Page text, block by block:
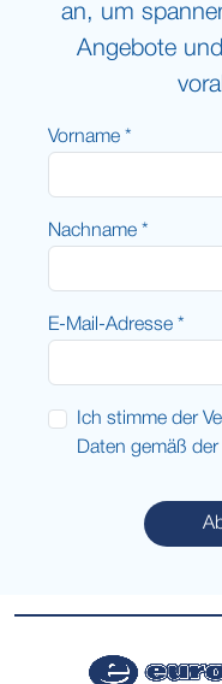
an, um
Angebote
Vorname *
Nachname *
E-Mail-Adresse *
Ich stimme der
Daten gemäß der